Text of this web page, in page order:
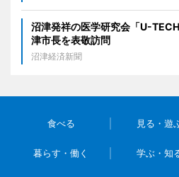
沼津発祥の医学研究会「U-
津市長を表敬訪問
沼津経済新聞
食べる 見る・遊
暮らす・働く 学ぶ・知